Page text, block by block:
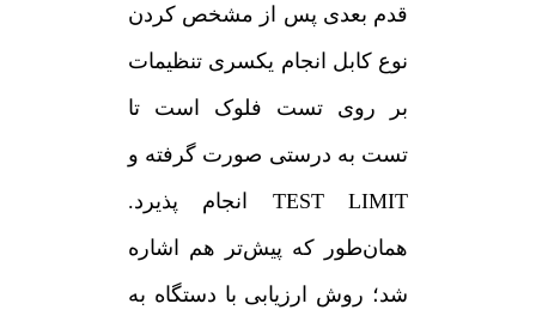
قدم بعدی پس از مشخص کردن
نوع کابل انجام یکسری تنظیمات
بر روی تست فلوک است تا
تست به درستی صورت گرفته و
TEST LIMIT انجام پذیرد.
همان‌طور که پیش‌تر هم اشاره
شد؛ روش ارزیابی با دستگاه به